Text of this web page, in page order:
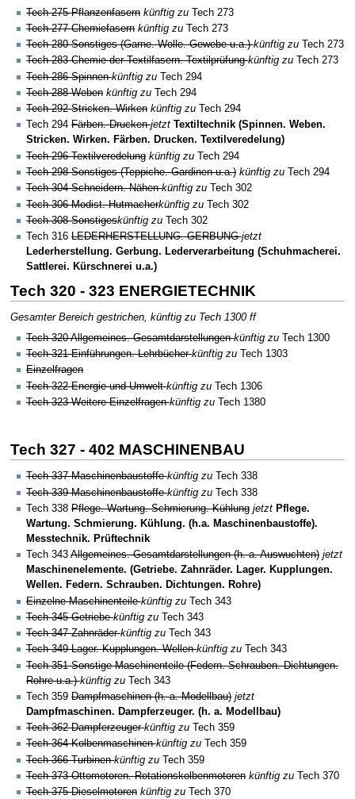
Tech 275 Pflanzenfasern künftig zu Tech 273
Tech 277 Chemiefasern künftig zu Tech 273
Tech 280 Sonstiges (Garne. Wolle. Gewebe u.a.)künftig zu Tech 273
Tech 283 Chemie der Textilfasern. Textilprüfungkünftig zu Tech 273
Tech 286 Spinnenkünftig zu Tech 294
Tech 288 Weben künftig zu Tech 294
Tech 292 Stricken. Wirken künftig zu Tech 294
Tech 294 Färben. Druckenjetzt Textiltechnik (Spinnen. Weben.
Stricken. Wirken. Färben. Drucken. Textilveredelung)
Tech 296 Textilveredelung künftig zu Tech 294
Tech 298 Sonstiges (Teppiche. Gardinen u.a.) künftig zu Tech 294
Tech 304 Schneidern. Nähenkünftig zu Tech 302
Tech 306 Modist. Hutmacherkünftig zu Tech 302
Tech 308 Sonstigeskünftig zu Tech 302
Tech 316 LEDERHERSTELLUNG. GERBUNGjetzt
Lederherstellung. Gerbung. Lederverarbeitung (Schuhmacherei.
Sattlerei. Kürschnerei u.a.)
Tech 320 - 323 ENERGIETECHNIK
Gesamter Bereich gestrichen, künftig zu Tech 1300 ff
Tech 320 Allgemeines. Gesamtdarstellungenkünftig zu Tech 1300
Tech 321 Einführungen. Lehrbücherkünftig zu
Tech 1303
Einzelfragen
Tech 322 Energie und Umweltkünftig zu Tech 1306
Tech 323 Weitere Einzelfragenkünftig zu Tech 1380
Tech 327 - 402 MASCHINENBAU
Tech 337 Maschinenbaustoffekünftig zu
Tech 338
Tech 339 Maschinenbaustoffekünftig zu Tech 338
Tech 338 Pflege. Wartung. Schmierung. Kühlung jetzt Pflege.
Wartung. Schmierung. Kühlung. (h.a. Maschinenbaustoffe).
Messtechnik. Prüftechnik
Tech 343 Allgemeines. Gesamtdarstellungen (h. a. Auswuchten) jetzt
Maschinenelemente. (Getriebe. Zahnräder. Lager. Kupplungen.
Wellen. Federn. Schrauben. Dichtungen. Rohre)
Einzelne Maschinenteilekünftig zu Tech 343
Tech 345 Getriebekünftig zu Tech 343
Tech 347 Zahnräderkünftig zu
Tech 343
Tech 349 Lager. Kupplungen. Wellenkünftig zu
Tech 343
Tech 351 Sonstige Maschinenteile (Federn. Schrauben. Dichtungen.
Rohre u.a.)künftig zu Tech 343
Tech 359 Dampfmaschinen (h. a. Modellbau) jetzt
Dampfmaschinen. Dampferzeuger. (h. a. Modellbau)
Tech 362 Dampferzeugerkünftig zu
Tech 359
Tech 364 Kolbenmaschinenkünftig zu
Tech 359
Tech 366 Turbinenkünftig zu Tech 359
Tech 373 Ottomotoren. Rotationskolbenmotoren künftig zu
Tech 370
Tech 375 Dieselmotoren künftig zu
Tech 370